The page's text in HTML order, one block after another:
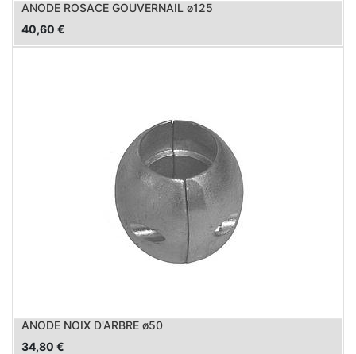
ANODE ROSACE GOUVERNAIL ø125
40,60 €
ANODE NOIX D'ARBRE ø50
34,80 €